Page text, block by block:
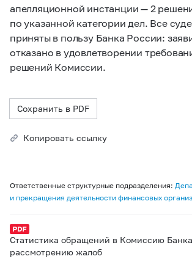
апелляционной инстанции — 2
по указанной категории дел. Все
приняты в пользу Банка России:
отказано в удовлетворении
решений Комиссии.
Сохранить в PDF
Копировать ссылку
Ответственные структурные подразделения:
и прекращения деятельности финансовых
Статистика обращений в Комиссию
рассмотрению жалоб